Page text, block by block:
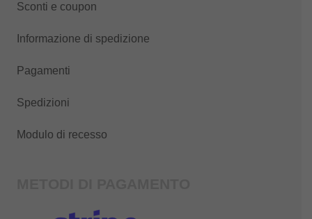
Sconti e coupon
Informazione di spedizione
Pagamenti
Spedizioni
Modulo di recesso